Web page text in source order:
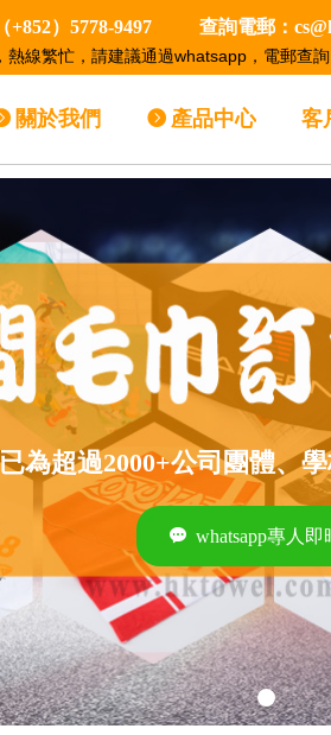
+852）5778-9497 查詢電郵：
熱線繁忙，請建議通過whatsapp，電郵查
為超過2000+公司團體、
끁 whatsapp專人即
關於我們 뀹 產品中心 客